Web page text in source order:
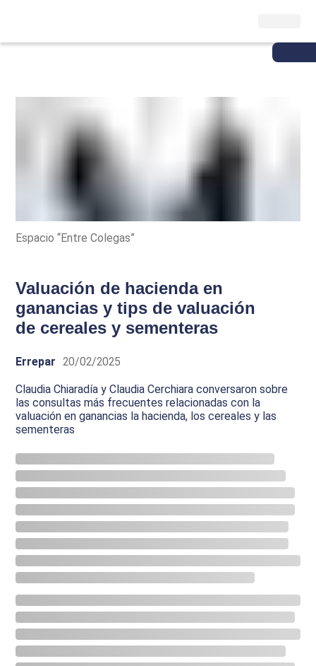
Espacio “Entre Colegas”
Valuación de hacienda en
ganancias y tips de valuación
de cereales y sementeras
Errepar 20/02/2025
Claudia Chiaradía y Claudia Cerchiara conversaron sobre
las consultas más frecuentes relacionadas con la
valuación en ganancias la hacienda, los cereales y las
sementeras